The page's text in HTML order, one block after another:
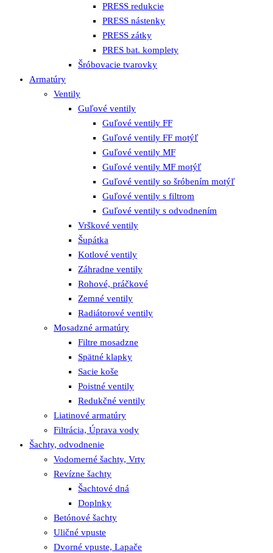
PRESS redukcie
PRESS nástenky
PRESS zátky
PRES bat. komplety
Šróbovacie tvarovky
Armatúry
Ventily
Guľové ventily
Guľové ventily FF
Guľové ventily FF motýľ
Guľové ventily MF
Guľové ventily MF motýľ
Guľové ventily so šróbením motýľ
Guľové ventily s filtrom
Guľové ventily s odvodnením
Vrškové ventily
Šupátka
Kotlové ventily
Záhradne ventily
Rohové, práčkové
Zemné ventily
Radiátorové ventily
Mosadzné armatúry
Filtre mosadzne
Spätné klapky
Sacie koše
Poistné ventily
Redukčné ventily
Liatinové armatúry
Filtrácia, Úprava vody
Šachty, odvodnenie
Vodomerné šachty, Vrty
Revízne šachty
Šachtové dná
Doplnky
Betónové šachty
Uličné vpuste
Dvorné vpuste, Lapače